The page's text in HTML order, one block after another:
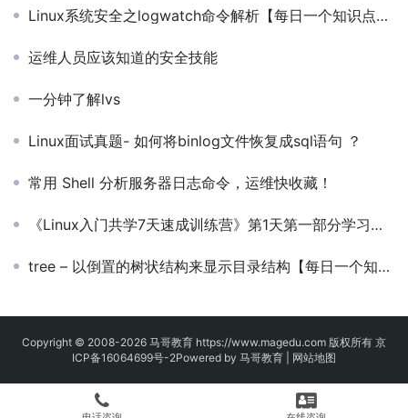
Linux系统安全之logwatch命令解析【每日一个知识点第90期-Linux】
运维人员应该知道的安全技能
一分钟了解lvs
Linux面试真题- 如何将binlog⽂件恢复成sql语句 ？
常用 Shell 分析服务器日志命令，运维快收藏！
《Linux入门共学7天速成训练营》第1天第一部分学习任务
tree – 以倒置的树状结构来显示目录结构【每日一个知识点第367期-Linux】
Copyright © 2008-2026 马哥教育 https://www.magedu.com 版权所有 京
ICP备16064699号-2Powered by 马哥教育 | 网站地图